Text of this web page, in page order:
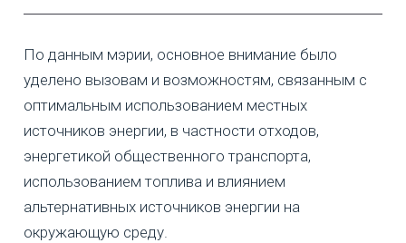
По данным мэрии, основное внимание было
уделено вызовам и возможностям, связанным с
оптимальным использованием местных
источников энергии, в частности отходов,
энергетикой общественного транспорта,
использованием топлива и влиянием
альтернативных источников энергии на
окружающую среду.